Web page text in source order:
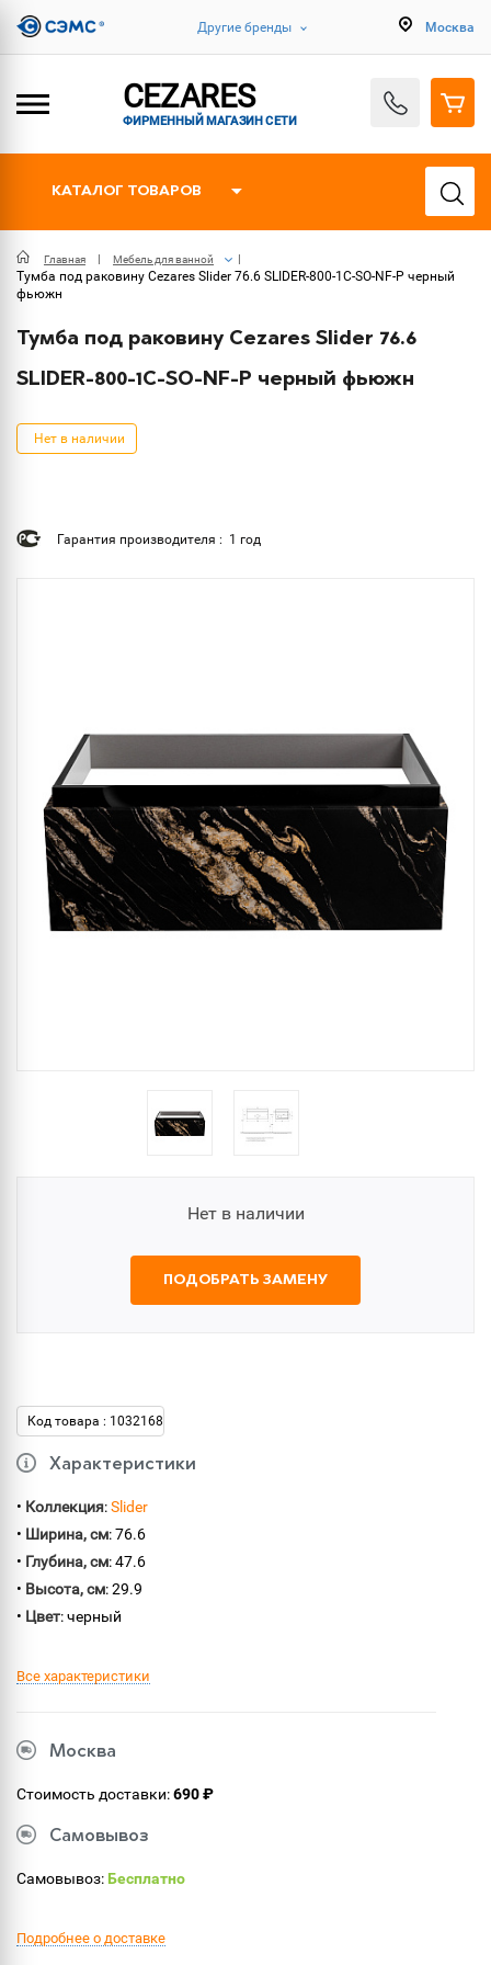
Другие бренды Москва
CEZARES
ФИРМЕННЫЙ МАГАЗИН СЕТИ
КАТАЛОГ ТОВАРОВ
Главная Мебель для ванной
Тумба под раковину Cezares Slider 76.6 SLIDER-800-1C-SO-NF-P черный
фьюжн
Тумба под раковину Cezares Slider 76.6
SLIDER-800-1C-SO-NF-P черный фьюжн
Нет в наличии
Гарантия производителя : 1 год
Нет в наличии
ПОДОБРАТЬ ЗАМЕНУ
Код товара : 1032168
Характеристики
• Коллекция:Slider
• Ширина, см: 76.6
• Глубина, см: 47.6
• Высота, см: 29.9
• Цвет: черный
Все характеристики
Москва
Стоимость доставки:690 ₽
Самовывоз
Самовывоз:Бесплатно
Подробнее о доставке